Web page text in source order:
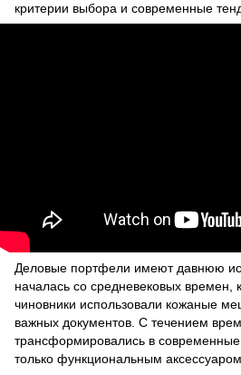
критерии выбора и современные
Деловые портфели имеют давнюю
началась со средневековых времен,
чиновники использовали кожаные
важных документов. С течением
трансформировались в
только функциональным